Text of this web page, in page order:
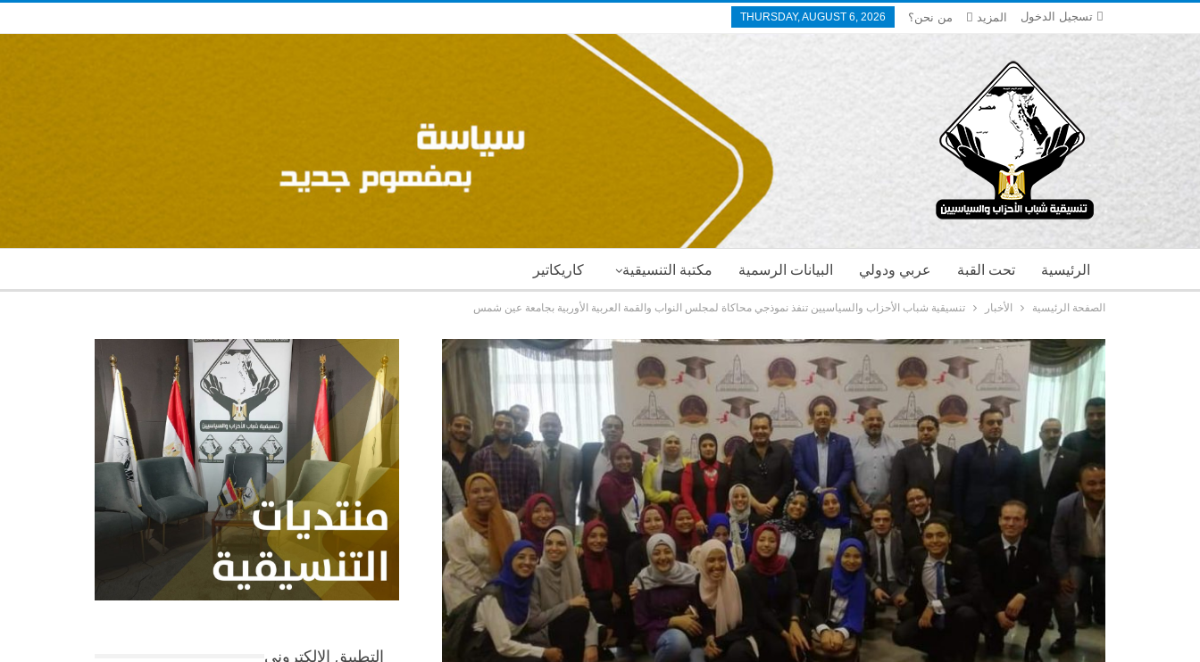
تسجيل الدخول THURSDAY, AUGUST 6, 2026 من نحن؟ المزيد
كاريكاتير مكتبة التنسيقية البيانات الرسمية عربي ودولي تحت القبة الرئيسية
الصفحة الرئيسية الأخبار تنسيقية شباب الأحزاب والسياسيين تنفذ نموذجي محاكاة لمجلس النواب والقمة العربية الأوربية بجامعة عين شمس
التطبيق الإلكتروني